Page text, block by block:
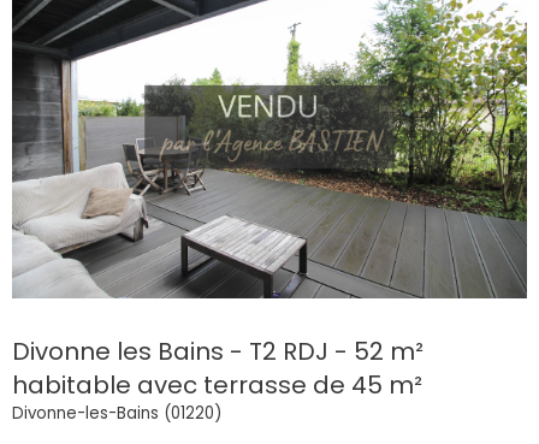
Divonne les Bains - T2 RDJ - 52 m²
habitable avec terrasse de 45 m²
Divonne-les-Bains (01220)